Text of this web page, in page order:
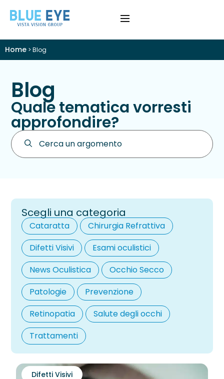
Home > Blog
Blog
Quale tematica vorresti
approfondire?
Difetti Visivi
Scegli una categoria
Cataratta
Chirurgia Refrattiva
Difetti Visivi
Esami oculistici
News Oculistica
Occhio Secco
Patologie
Prevenzione
Retinopatia
Salute degli occhi
Trattamenti